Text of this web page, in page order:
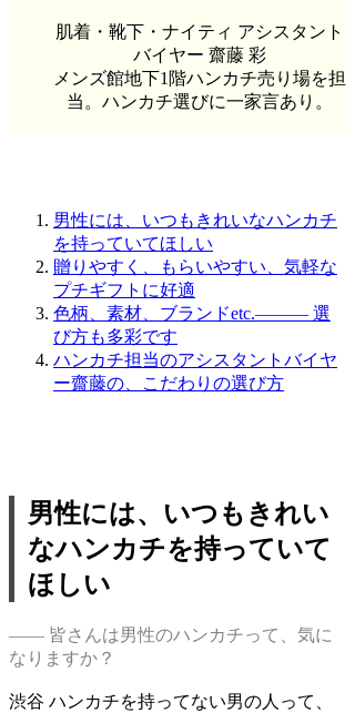
肌着・靴下・ナイティ アシスタント
バイヤー 齋藤 彩
メンズ館地下1階ハンカチ売り場を担
当。ハンカチ選びに一家言あり。
男性には、いつもきれいなハンカチ
を持っていてほしい
贈りやすく、もらいやすい、気軽な
プチギフトに好適
色柄、素材、ブランドetc.――― 選
び方も多彩です
ハンカチ担当のアシスタントバイヤ
ー齋藤の、こだわりの選び方
男性には、いつもきれい
なハンカチを持っていて
ほしい
―― 皆さんは男性のハンカチって、気に
なりますか？
渋谷 ハンカチを持ってない男の人って、